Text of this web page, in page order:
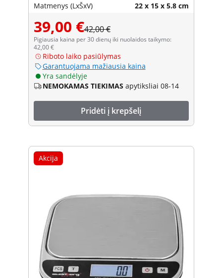
Matmenys (LxŠxV) 22 x 15 x 5.8 cm
39,00 €42,00 €
Pigiausia kaina per 30 dienų iki nuolaidos taikymo:
42,00 €
Riboto laiko pasiūlymas
Garantuojama mažiausia kaina
Yra sandėlyje
NEMOKAMAS TIEKIMAS apytiksliai 08-14
Pridėti į krepšelį
Akcija